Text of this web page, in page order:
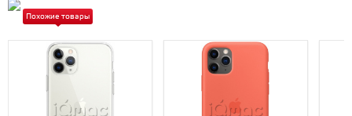
Похожие товары